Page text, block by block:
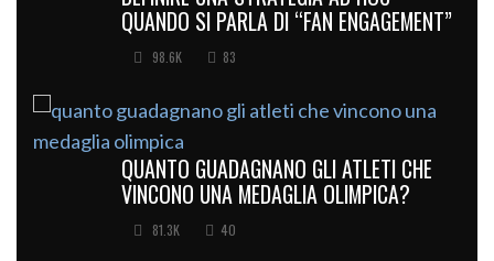
QUANDO SI PARLA DI “FAN ENGAGEMENT”
98.6K 83
QUANTO GUADAGNANO GLI ATLETI CHE
VINCONO UNA MEDAGLIA OLIMPICA?
81.3K 40